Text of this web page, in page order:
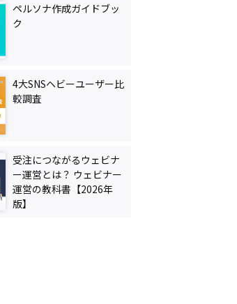
ペルソナ作成ガイドブッ
ク
4大SNSヘビーユーザー比
較調査
受注につながるウェビナ
ー運営とは？ ウェビナー
運営の教科書【2026年
版】